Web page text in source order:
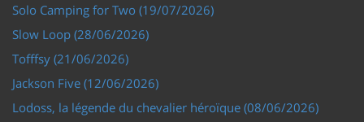
Solo Camping for Two (19/07/2026)
Slow Loop (28/06/2026)
Tofffsy (21/06/2026)
Jackson Five (12/06/2026)
Lodoss, la légende du chevalier héroïque (08/06/2026)